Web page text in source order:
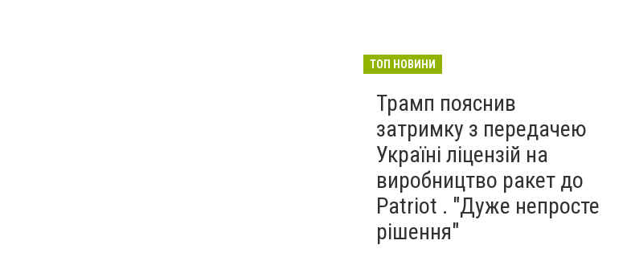
ТОП НОВИНИ
Трамп пояснив
затримку з передачею
Україні ліцензій на
виробництво ракет до
Patriot . "Дуже непросте
рішення"